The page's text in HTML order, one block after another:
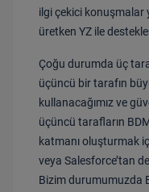
ilgi çekici konuşmalar
üretken YZ ile
Çoğu durumda üç
üçüncü bir tarafın
kullanacağımız ve
üçüncü tarafların
katmanı oluşturmak
veya Salesforce’tan
Bizim durumumuzda